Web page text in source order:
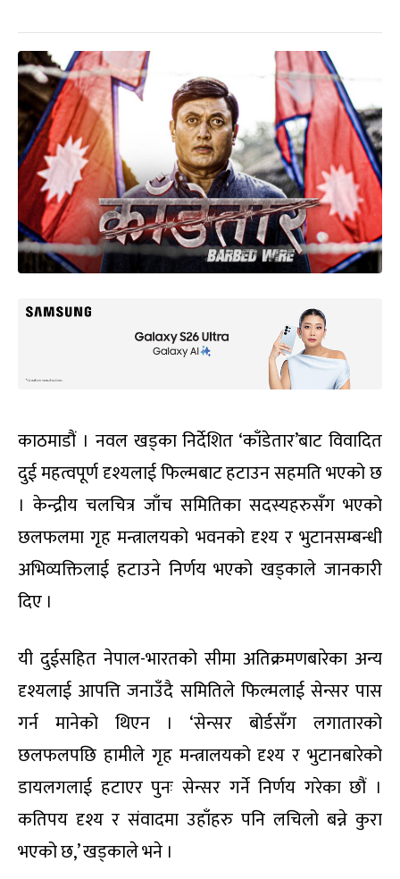
काठमाडौं । नवल खड्का निर्देशित ‘काँडेतार’बाट विवादित
दुई महत्वपूर्ण दृश्यलाई फिल्मबाट हटाउन सहमति भएको छ
। केन्द्रीय चलचित्र जाँच समितिका सदस्यहरुसँग भएको
छलफलमा गृह मन्त्रालयको भवनको दृश्य र भुटानसम्बन्धी
अभिव्यक्तिलाई हटाउने निर्णय भएको खड्काले जानकारी
दिए ।
यी दुईसहित नेपाल-भारतको सीमा अतिक्रमणबारेका अन्य
दृश्यलाई आपत्ति जनाउँदै समितिले फिल्मलाई सेन्सर पास
गर्न मानेको थिएन । ‘सेन्सर बोर्डसँग लगातारको
छलफलपछि हामीले गृह मन्त्रालयको दृश्य र भुटानबारेको
डायलगलाई हटाएर पुनः सेन्सर गर्ने निर्णय गरेका छौं ।
कतिपय दृश्य र संवादमा उहाँहरु पनि लचिलो बन्ने कुरा
भएको छ,’ खड्काले भने ।